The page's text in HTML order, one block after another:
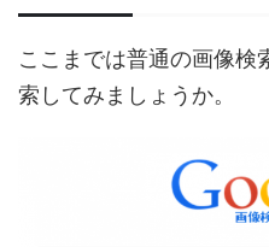
ここまでは普通の画像検
索してみましょうか。